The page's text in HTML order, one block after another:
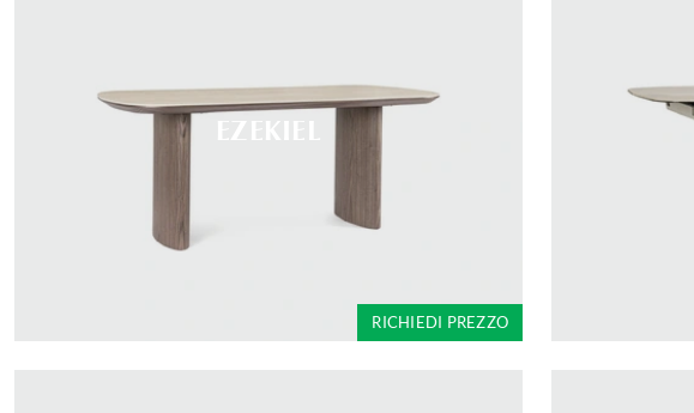
RICHIEDI PREZZO